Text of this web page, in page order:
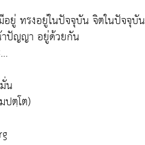
อยู่ ทรงอยู่ในปัจจุบัน จิตในปัจจุบัน
ปัญญา อยู่ด้วยกัน
น
ปตฺโต)